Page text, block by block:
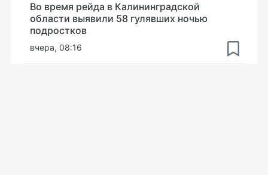
Во время рейда в Калининградской
области выявили 58 гулявших ночью
подростков
вчера, 08:16